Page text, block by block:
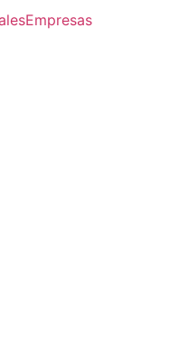
Empresas